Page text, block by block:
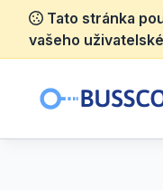
Tato stránka
vašeho